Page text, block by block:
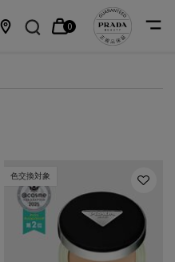
0
0 カート内の製品
色交換対象